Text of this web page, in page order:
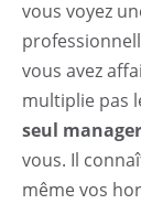
vous voyez
vous avez
multiplie pas
seul
vous. Il
même vos